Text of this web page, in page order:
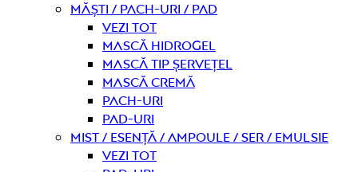
Măști / Pach-uri / Pad
Vezi tot
Mască hidrogel
Mască tip șervețel
Mască Cremă
Pach-uri
Pad-uri
Mist / Esență / Ampoule / Ser / Emulsie
Vezi tot